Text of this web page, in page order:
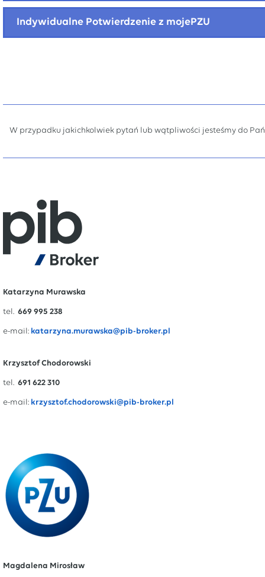
Indywidualne Potwierdzenie z mojePZU
W przypadku jakichkolwiek pytań lub wątpliwości jesteśmy do
Katarzyna Murawska
tel. 669 995 238
e-mail: katarzyna.murawska@pib-broker.pl
Krzysztof Chodorowski
tel. 691 622 310
e-mail: krzysztof.chodorowski@pib-broker.pl
Magdalena Mirosław